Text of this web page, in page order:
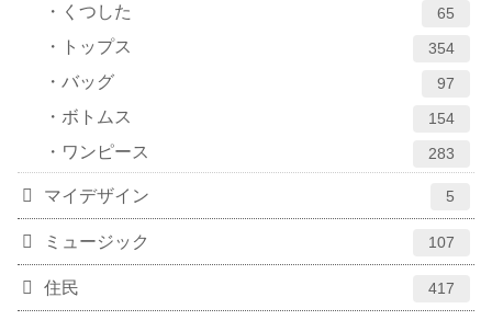
くつした 65
トップス 354
バッグ 97
ボトムス 154
ワンピース 283
マイデザイン 5
ミュージック 107
住民 417